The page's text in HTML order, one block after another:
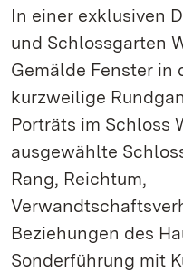
In einer exklusiven
und Schlossgarten
Gemälde Fenster in
kurzweilige
Porträts im Schloss
ausgewählte
Rang, Reichtum,
Beziehungen des
Sonderführung mit